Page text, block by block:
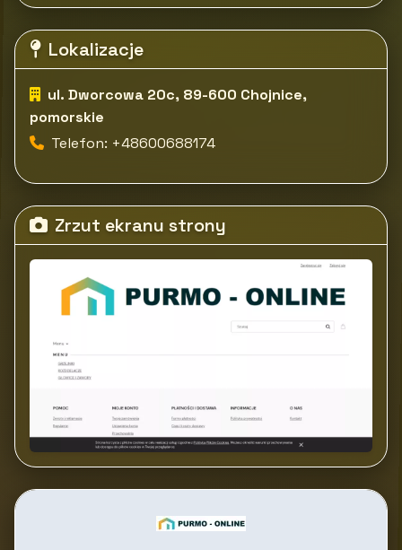
Lokalizacje
ul. Dworcowa 20c, 89-600 Chojnice,
pomorskie
Telefon: +48600688174
Zrzut ekranu strony